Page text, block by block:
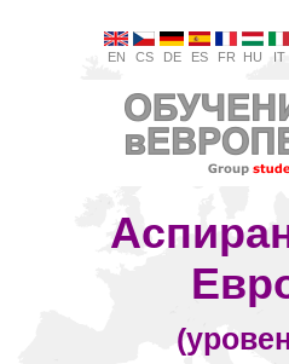
EN CS DE ES FR HU IT